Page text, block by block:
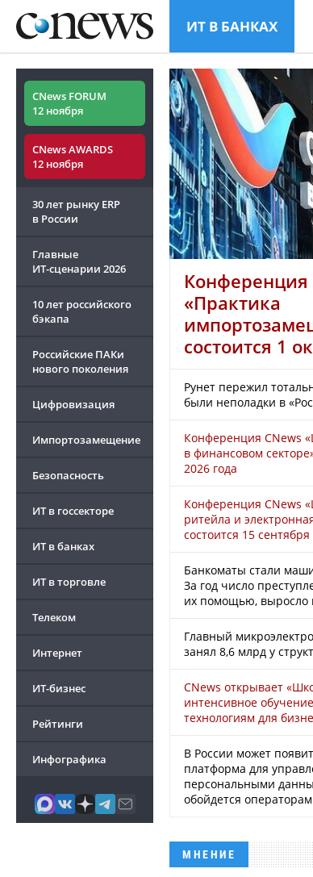
ИТ В БАНКАХ
CNews FORUM
12 ноября
CNews AWARDS
12 ноября
30 лет рынку ERP
в России
Главные
ИТ-сценарии 2026
10 лет российского
бэкапа
Российские ПАКи
нового поколения
Цифровизация
Импортозамещение
Безопасность
ИТ в госсекторе
ИТ в банках
ИТ в торговле
Телеком
Интернет
ИТ-бизнес
Рейтинги
Инфографика
Конференция
«Практика
состоится 1
Рунет пережил
были неполадки в
Конференция CNews
в финансовом
2026 года
Конференция CNews
ритейла и
состоится 15 сентября
Банкоматы стали
За год число
их помощью, выросло
Главный
занял 8,6 млрд у
CNews открывает
интенсивное
технологиям для
В России может
платформа для
персональными
обойдется операторам
МНЕНИЕ